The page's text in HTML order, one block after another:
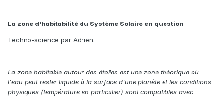
La zone d'habitabilité du Système Solaire en question
Techno-science par Adrien.
La zone habitable autour des étoiles est une zone théorique où
l'eau peut rester liquide à la surface d'une planète et les conditions
physiques (température en particulier) sont compatibles avec